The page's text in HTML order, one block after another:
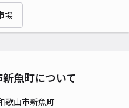
場
魚町について
歌山市新魚町